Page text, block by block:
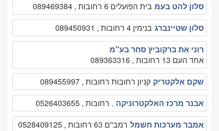
סלון להט בעמ בית הפועלים 6 רחובות , 089469384
סלון שטיינברג בנימין 4 רחובות , 089450931
רוני את ברקוביץ סחר בע''מ
אחד העם 13 רחובות , 089363316
שקם אלקטריק קניון רחובות רחובות , 089455997
אבנר מרכז האלקטרוניקה . רחובות , 0526403655
אמבר מערכות חשמל רמב''ם 63 רחובות , 0528409125